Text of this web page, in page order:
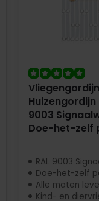
Hulzengordijn
9003
Doe-het-zelf
RAL 9003
Doe-het-zelf
Alle maten
Kind- en